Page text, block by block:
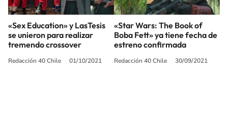
«Sex Education» y LasTesis
se unieron para realizar
tremendo crossover
Redacción 40 Chile 01/10/2021
«Star Wars: The Book of
Boba Fett» ya tiene fecha de
estreno confirmada
Redacción 40 Chile 30/09/2021